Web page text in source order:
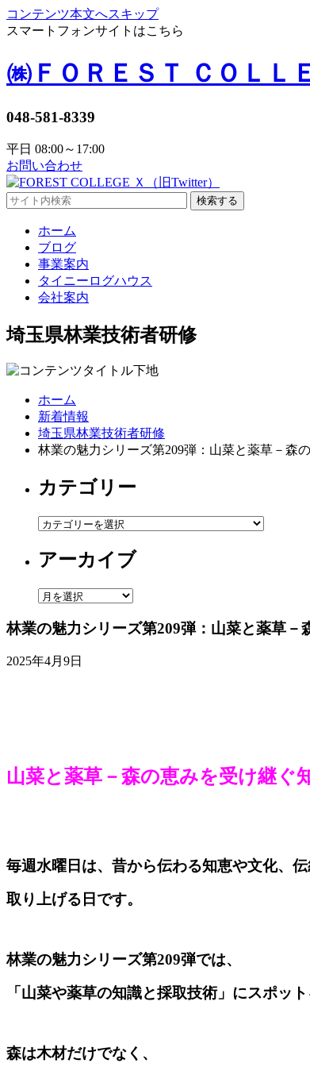
コンテンツ本文へスキップ
スマートフォンサイトはこちら
㈱ＦＯＲＥＳＴ ＣＯＬＬ
048-581-8339
平日 08:00～17:00
お問い合わせ
検索する
ホーム
ブログ
事業案内
タイニーログハウス
会社案内
埼玉県林業技術者研修
ホーム
新着情報
埼玉県林業技術者研修
林業の魅力シリーズ第209弾：山菜と薬草－森
カテゴリー
カ
ゴ
ー
アーカイブ
ア
カ
ブ
林業の魅力シリーズ第209弾：山菜と薬草－
2025年4月9日
山菜と薬草－森の恵みを受け継ぐ
毎週水曜日は、昔から伝わる知恵や文化、
取り上げる日です。
林業の魅力シリーズ第209弾では、
「山菜や薬草の知識と採取技術」にスポット
森は木材だけでなく、